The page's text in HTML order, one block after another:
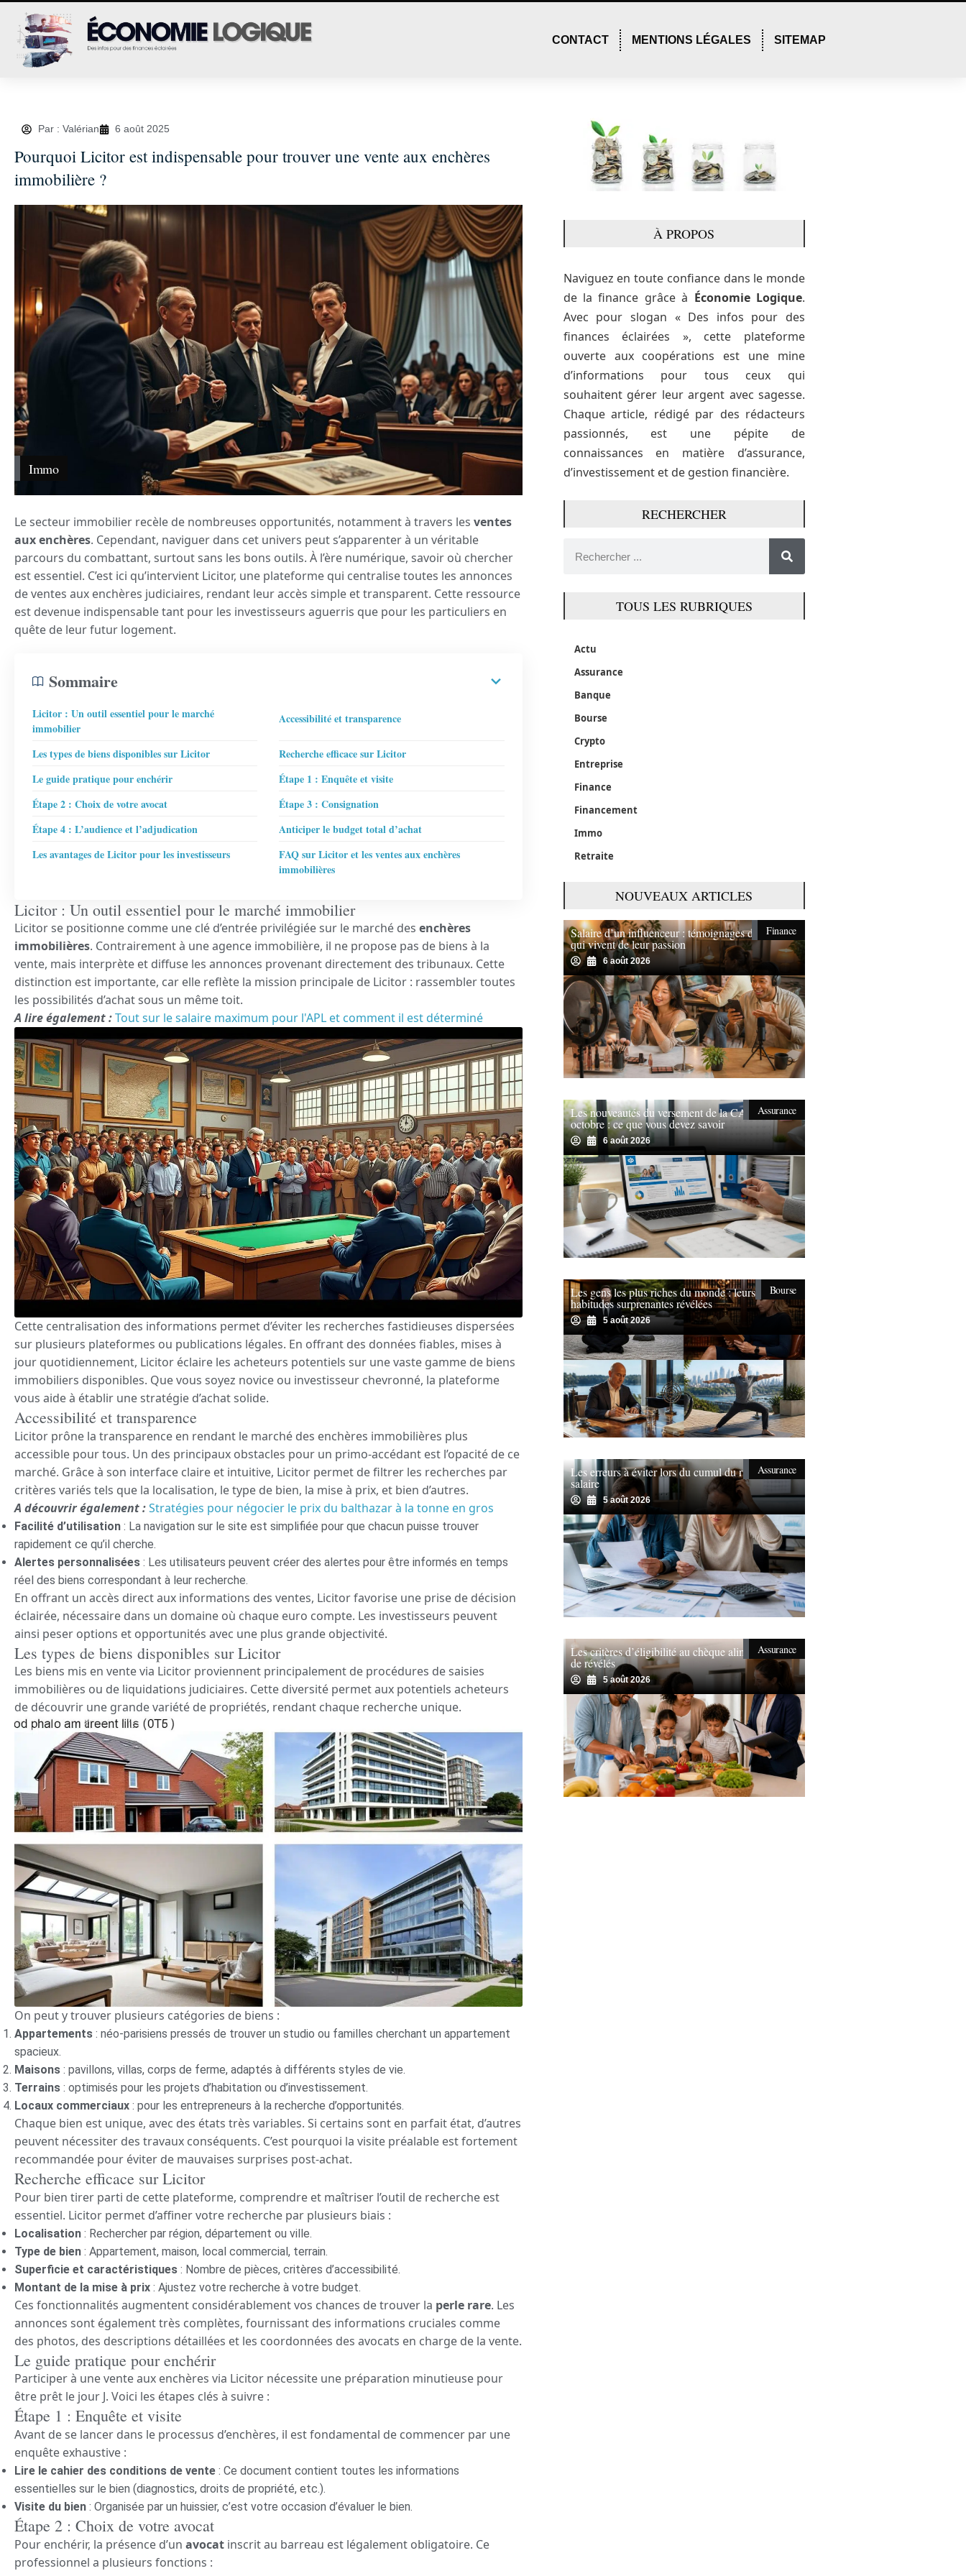
CONTACT MENTIONS LÉGALES SITEMAP
Par : Valérian 6 août 2025
Pourquoi Licitor est indispensable pour trouver une vente aux enchères
immobilière ?
Immo
Le secteur immobilier recèle de nombreuses opportunités, notamment à travers les ventes
aux enchères. Cependant, naviguer dans cet univers peut s’apparenter à un véritable
parcours du combattant, surtout sans les bons outils. À l’ère numérique, savoir où chercher
est essentiel. C’est ici qu’intervient Licitor, une plateforme qui centralise toutes les annonces
de ventes aux enchères judiciaires, rendant leur accès simple et transparent. Cette ressource
est devenue indispensable tant pour les investisseurs aguerris que pour les particuliers en
quête de leur futur logement.
Sommaire
Licitor : Un outil essentiel pour le marché
immobilier
Accessibilité et transparence
Les types de biens disponibles sur Licitor
Recherche efficace sur Licitor
Le guide pratique pour enchérir
Étape 1 : Enquête et visite
Étape 2 : Choix de votre avocat
Étape 3 : Consignation
Étape 4 : L’audience et l’adjudication
Anticiper le budget total d’achat
Les avantages de Licitor pour les investisseurs
FAQ sur Licitor et les ventes aux enchères
immobilières
Licitor : Un outil essentiel pour le marché immobilier
Licitor se positionne comme une clé d’entrée privilégiée sur le marché des enchères
immobilières. Contrairement à une agence immobilière, il ne propose pas de biens à la
vente, mais interprète et diffuse les annonces provenant directement des tribunaux. Cette
distinction est importante, car elle reflète la mission principale de Licitor : rassembler toutes
les possibilités d’achat sous un même toit.
A lire également :Tout sur le salaire maximum pour l'APL et comment il est déterminé
Cette centralisation des informations permet d’éviter les recherches fastidieuses dispersées
sur plusieurs plateformes ou publications légales. En offrant des données fiables, mises à
jour quotidiennement, Licitor éclaire les acheteurs potentiels sur une vaste gamme de biens
immobiliers disponibles. Que vous soyez novice ou investisseur chevronné, la plateforme
vous aide à établir une stratégie d’achat solide.
Accessibilité et transparence
Licitor prône la transparence en rendant le marché des enchères immobilières plus
accessible pour tous. Un des principaux obstacles pour un primo-accédant est l’opacité de ce
marché. Grâce à son interface claire et intuitive, Licitor permet de filtrer les recherches par
critères variés tels que la localisation, le type de bien, la mise à prix, et bien d’autres.
A découvrir également :Stratégies pour négocier le prix du balthazar à la tonne en gros
Facilité d’utilisation : La navigation sur le site est simplifiée pour que chacun puisse trouver
rapidement ce qu’il cherche.
Alertes personnalisées : Les utilisateurs peuvent créer des alertes pour être informés en temps
réel des biens correspondant à leur recherche.
En offrant un accès direct aux informations des ventes, Licitor favorise une prise de décision
éclairée, nécessaire dans un domaine où chaque euro compte. Les investisseurs peuvent
ainsi peser options et opportunités avec une plus grande objectivité.
Les types de biens disponibles sur Licitor
Les biens mis en vente via Licitor proviennent principalement de procédures de saisies
immobilières ou de liquidations judiciaires. Cette diversité permet aux potentiels acheteurs
de découvrir une grande variété de propriétés, rendant chaque recherche unique.
On peut y trouver plusieurs catégories de biens :
Appartements : néo-parisiens pressés de trouver un studio ou familles cherchant un appartement
spacieux.
Maisons : pavillons, villas, corps de ferme, adaptés à différents styles de vie.
Terrains : optimisés pour les projets d’habitation ou d’investissement.
Locaux commerciaux : pour les entrepreneurs à la recherche d’opportunités.
Chaque bien est unique, avec des états très variables. Si certains sont en parfait état, d’autres
peuvent nécessiter des travaux conséquents. C’est pourquoi la visite préalable est fortement
recommandée pour éviter de mauvaises surprises post-achat.
Recherche efficace sur Licitor
Pour bien tirer parti de cette plateforme, comprendre et maîtriser l’outil de recherche est
essentiel. Licitor permet d’affiner votre recherche par plusieurs biais :
Localisation : Rechercher par région, département ou ville.
Type de bien : Appartement, maison, local commercial, terrain.
Superficie et caractéristiques : Nombre de pièces, critères d’accessibilité.
Montant de la mise à prix : Ajustez votre recherche à votre budget.
Ces fonctionnalités augmentent considérablement vos chances de trouver la perle rare. Les
annonces sont également très complètes, fournissant des informations cruciales comme
des photos, des descriptions détaillées et les coordonnées des avocats en charge de la vente.
Le guide pratique pour enchérir
Participer à une vente aux enchères via Licitor nécessite une préparation minutieuse pour
être prêt le jour J. Voici les étapes clés à suivre :
Étape 1 : Enquête et visite
Avant de se lancer dans le processus d’enchères, il est fondamental de commencer par une
enquête exhaustive :
Lire le cahier des conditions de vente : Ce document contient toutes les informations
essentielles sur le bien (diagnostics, droits de propriété, etc.).
Visite du bien : Organisée par un huissier, c’est votre occasion d’évaluer le bien.
Étape 2 : Choix de votre avocat
Pour enchérir, la présence d’un avocat inscrit au barreau est légalement obligatoire. Ce
professionnel a plusieurs fonctions :
À PROPOS
Naviguez en toute confiance dans le monde
de la finance grâce à Économie Logique.
Avec pour slogan « Des infos pour des
finances éclairées », cette plateforme
ouverte aux coopérations est une mine
d’informations pour tous ceux qui
souhaitent gérer leur argent avec sagesse.
Chaque article, rédigé par des rédacteurs
passionnés, est une pépite de
connaissances en matière d’assurance,
d’investissement et de gestion financière.
RECHERCHER
TOUS LES RUBRIQUES
Actu
Assurance
Banque
Bourse
Crypto
Entreprise
Finance
Financement
Immo
Retraite
NOUVEAUX ARTICLES
Finance
Salaire d’un influenceur : témoignages de ceux
qui vivent de leur passion
6 août 2026
Assurance
Les nouveautés du versement de la CAF en
octobre : ce que vous devez savoir
6 août 2026
Bourse
Les gens les plus riches du monde : leurs
habitudes surprenantes révélées
5 août 2026
Assurance
Les erreurs à éviter lors du cumul du rsa et
salaire
5 août 2026
Assurance
Les critères d’éligibilité au chèque alimentaire
de révélés
5 août 2026